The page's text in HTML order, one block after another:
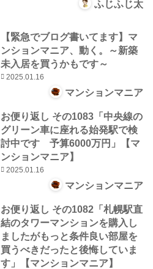
ふじふじ太
【緊急でブログ書いてます】マ
ンションマニア、動く。～新築
未入居を買うかもです～
2025.01.16
マンションマニア
お便り返し その1083「中央線の
グリーン車に座れる始発駅で検
討中です 予算6000万円」【マ
ンションマニア】
2025.01.16
マンションマニア
お便り返し その1082「札幌駅直
結のタワーマンションを購入し
ましたがもっと条件良い部屋を
買うべきだったと後悔していま
す」【マンションマニア】